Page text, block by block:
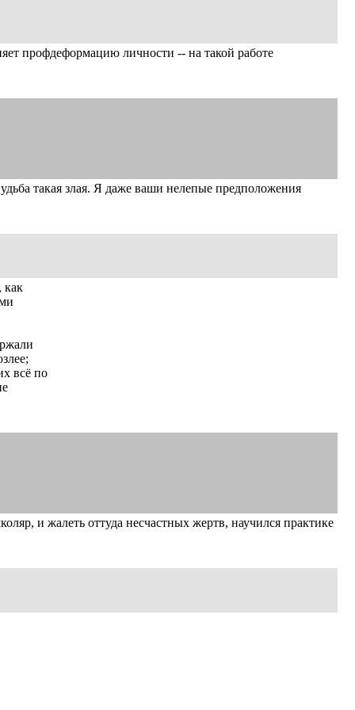
профдеформацию личности -- на такой работе
такая злая. Я даже ваши нелепые предположения
как
всё по
и жалеть оттуда несчастных жертв, научился практике